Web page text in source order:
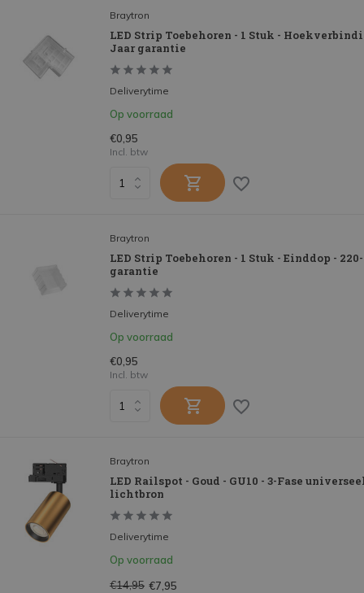
Braytron
LED Strip Toebehoren - 1 Stuk -
Jaar garantie
Deliverytime
Op voorraad
€0,95
Incl. btw
Braytron
LED Strip Toebehoren - 1 Stuk - Einddop -
garantie
Deliverytime
Op voorraad
€0,95
Incl. btw
Braytron
LED Railspot - Goud - GU10 - 3-Fase
lichtbron
Deliverytime
Op voorraad
€14,95 €7,95